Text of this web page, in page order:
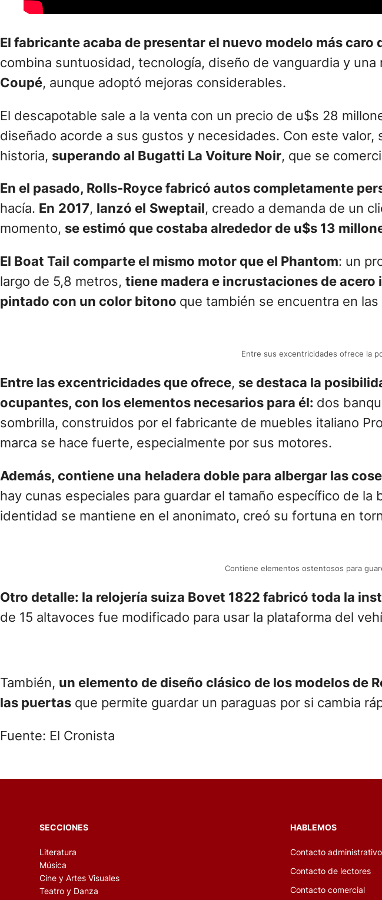
El fabricante acaba de presentarel nuevo modelo más caro
combina suntuosidad, tecnología, diseño de vanguardia y una
Coupé, aunque adoptó mejoras considerables.
El descapotable sale a la venta con un precio de u$s 28
diseñado acorde a sus gustos y necesidades. Con este
historia, superando al Bugatti La Voiture Noir, que se
En el pasado, Rolls-Royce fabricó autos completamente
hacía. En 2017, lanzó el Sweptail, creado a demanda de un
momento, se estimó que costaba alrededor de u$s 13
El Boat Tail comparte el mismo motor que el Phantom: un
largo de 5,8 metros, tiene madera e incrustaciones de acero
pintado con un color bitono que también se encuentra en
Entre sus excentricidades ofrece la
Entre las excentricidades que ofrece, se destaca la
ocupantes, con los elementos necesarios para él: dos
sombrilla, construidos por el fabricante de muebles italiano
marca se hace fuerte, especialmente por sus motores.
Además, contiene una heladera doble para albergar las
hay cunas especiales para guardar el tamaño específico de
identidad se mantiene en el anonimato, creó su fortuna en
Contiene elementos ostentosos para
Otro detalle: la relojería suiza Bovet 1822 fabricó toda la
de 15 altavoces fue modificado para usar la plataforma del
También, un elemento de diseño clásico de los modelos de
las puertas que permite guardar un paraguas por si cambia
Fuente: El Cronista
SECCIONES
Literatura
Música
Cine y Artes Visuales
Teatro y Danza
HABLEMOS
Contacto administrativo
Contacto de lectores
Contacto comercial